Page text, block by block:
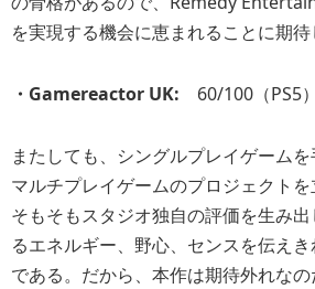
を実現する機会に恵まれることに期待
・Gamereactor UK: 60/100（PS5）
またしても、シングルプレイゲーム
マルチプレイゲームのプロジェクトを
そもそもスタジオ独自の評価を生み
るエネルギー、野心、センスを伝え
である。だから、本作は期待外れな